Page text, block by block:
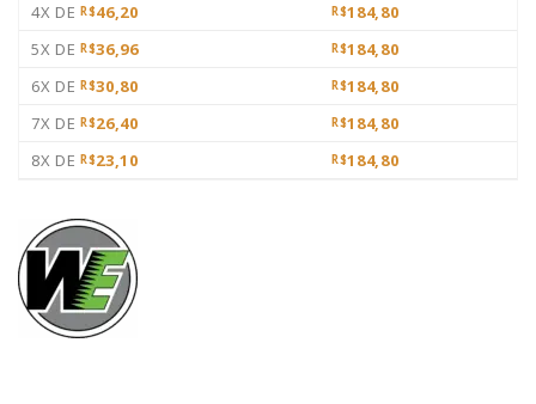
4X DE R$46,20 R$184,80
5X DE R$36,96 R$184,80
6X DE R$30,80 R$184,80
7X DE R$26,40 R$184,80
8X DE R$23,10 R$184,80